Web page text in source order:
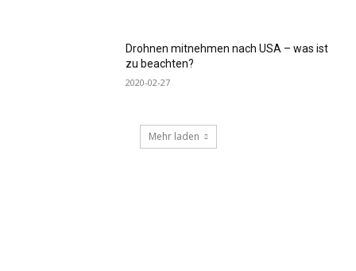
Drohnen mitnehmen nach USA – was ist
zu beachten?
2020-02-27
Mehr laden